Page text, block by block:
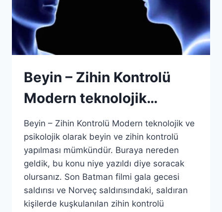
Beyin – Zihin Kontrolü
Modern teknolojik…
Beyin – Zihin Kontrolü Modern teknolojik ve
psikolojik olarak beyin ve zihin kontrolü
yapılması mümkündür. Buraya nereden
geldik, bu konu niye yazıldı diye soracak
olursanız. Son Batman filmi gala gecesi
saldırısı ve Norveç saldırısındaki, saldıran
kişilerde kuşkulanılan zihin kontrolü